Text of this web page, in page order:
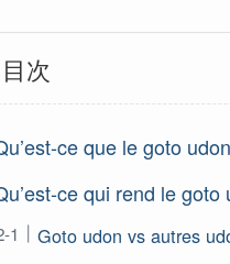
目次
ce que le goto
ce qui rend le
Goto udon vs autres